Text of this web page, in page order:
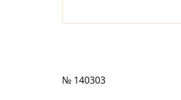
№ 140303